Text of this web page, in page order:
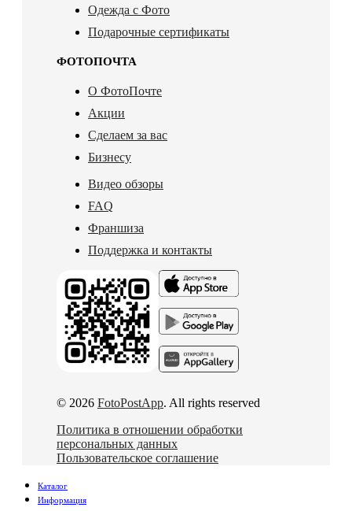
Одежда с Фото
Подарочные сертификаты
ФОТОПОЧТА
О ФотоПочте
Акции
Сделаем за вас
Бизнесу
Видео обзоры
FAQ
Франшиза
Поддержка и контакты
© 2026 FotoPostApp. All rights reserved
Политика в отношении обработки
персональных данных
Пользовательское соглашение
Каталог
Информация